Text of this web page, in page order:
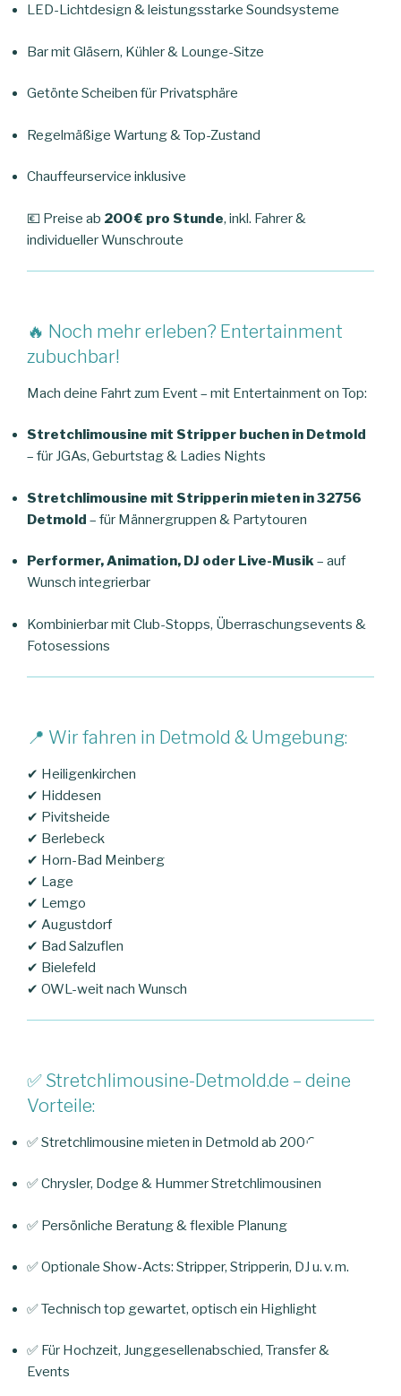
LED-Lichtdesign & leistungsstarke Soundsysteme
Bar mit Gläsern, Kühler & Lounge-Sitze
Getönte Scheiben für Privatsphäre
Regelmäßige Wartung & Top-Zustand
Chauffeurservice inklusive
💶 Preise ab 200 € pro Stunde, inkl. Fahrer &
individueller Wunschroute
🔥 Noch mehr erleben? Entertainment
zubuchbar!
Mach deine Fahrt zum Event – mit Entertainment on Top:
Stretchlimousine mit Stripper buchen in Detmold
– für JGAs, Geburtstag & Ladies Nights
Stretchlimousine mit Stripperin mieten in 32756
Detmold – für Männergruppen & Partytouren
Performer, Animation, DJ oder Live-Musik– auf
Wunsch integrierbar
Kombinierbar mit Club-Stopps, Überraschungsevents &
Fotosessions
📍 Wir fahren in Detmold & Umgebung:
✔ Heiligenkirchen
✔ Hiddesen
✔ Pivitsheide
✔ Berlebeck
✔ Horn-Bad Meinberg
✔ Lage
✔ Lemgo
✔ Augustdorf
✔ Bad Salzuflen
✔ Bielefeld
✔ OWL-weit nach Wunsch
✅ Stretchlimousine-Detmold.de – deine
Vorteile:
✅ Stretchlimousine mieten in Detmold ab 200 €
✅ Chrysler, Dodge & Hummer Stretchlimousinen
✅ Persönliche Beratung & flexible Planung
✅ Optionale Show-Acts: Stripper, Stripperin, DJ u. v. m.
✅ Technisch top gewartet, optisch ein Highlight
✅ Für Hochzeit, Junggesellenabschied, Transfer &
Events